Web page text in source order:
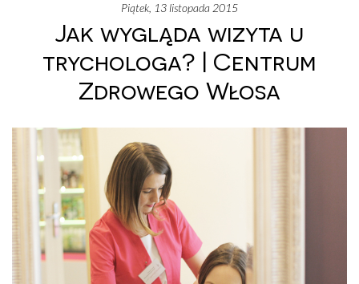
piątek, 13 listopada 2015
Jak wygląda wizyta u
trychologa? | Centrum
Zdrowego Włosa